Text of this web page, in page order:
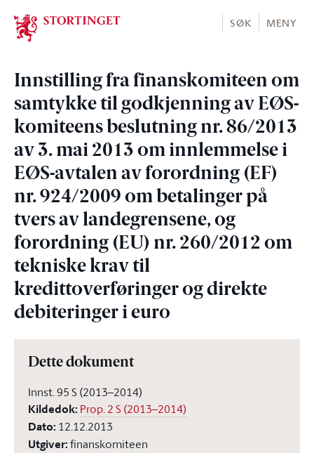
Stortinget.no
SØK MENY
Innstilling fra finanskomiteen om
samtykke til godkjenning av EØS-
komiteens beslutning nr. 86/2013
av 3. mai 2013 om innlemmelse i
EØS-avtalen av forordning (EF)
nr. 924/2009 om betalinger på
tvers av landegrensene, og
forordning (EU) nr. 260/2012 om
tekniske krav til
kredittoverføringer og direkte
debiteringer i euro
Dette dokument
Innst. 95 S (2013–2014)
Kildedok: Prop. 2 S (2013–2014)
Dato: 12.12.2013
Utgiver:finanskomiteen